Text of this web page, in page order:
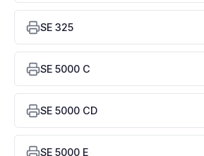
SE 325
SE 5000 C
SE 5000 CD
SE 5000 E